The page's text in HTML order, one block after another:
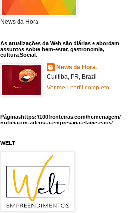
News da Hora
As atualizações da Web são diárias e abordam
assuntos sobre bem-estar, gastronomia,
cultura,Social.
News da Hora.
Curitiba, PR, Brazil
Ver meu perfil completo
Páginashttps://100fronteiras.com/homenagem/
noticia/um-adeus-a-empresaria-elaine-caus/
WELT